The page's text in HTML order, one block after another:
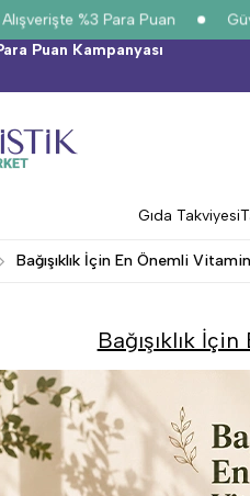
%3 Para Puan
Puan Kampanyası
Gıda Takviyesi
Bağışıklık İçin En Önemli
Bağışıklık